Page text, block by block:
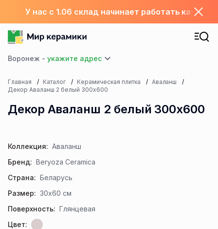
У нас с 1.06 склад начинает работать каждый
Воронеж -
Главная Каталог Керамическая плитка
Аваланш
Декор Аваланш 2 белый 300х600
Декор Аваланш 2 белый 300х600
Коллекция: Аваланш
Бренд: Beryoza Ceramica
Страна: Беларусь
Размер: 30x60 см
Поверхность: Глянцевая
Цвет: